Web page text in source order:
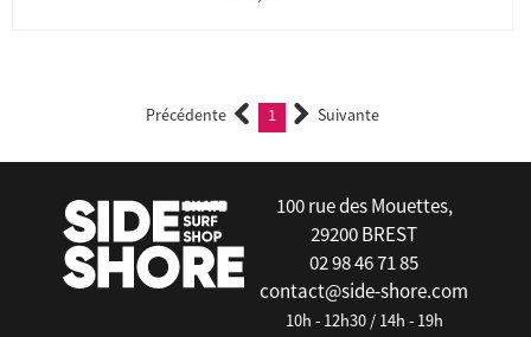
Précédente 1 (current)Suivante
100 rue des Mouettes,
29200 BREST
02 98 46 71 85
contact@side-shore.com
10h - 12h30 / 14h - 19h